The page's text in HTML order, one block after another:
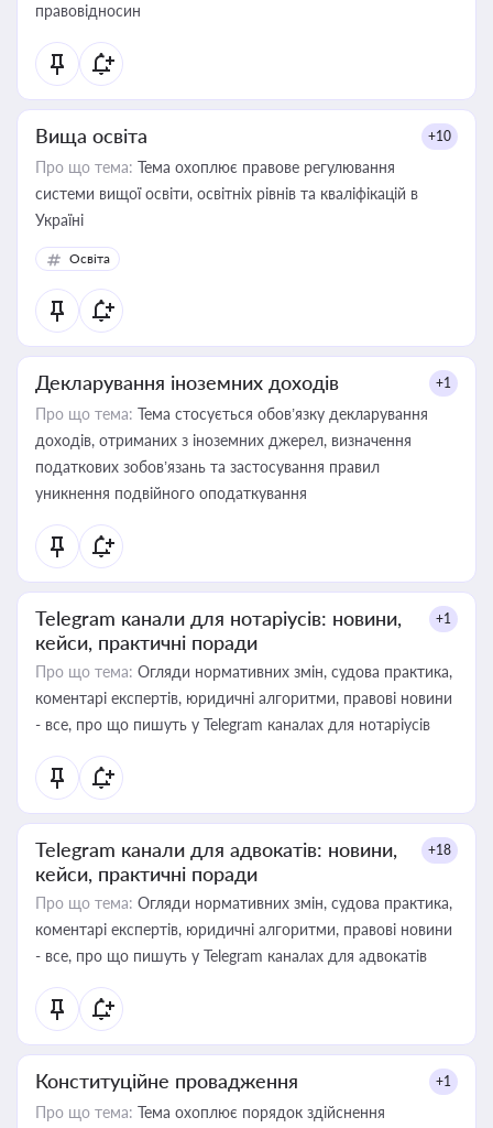
правовідносин
Вища освіта +10
Про що тема: Тема охоплює правове регулювання
системи вищої освіти, освітніх рівнів та кваліфікацій в
Україні
Освіта
Декларування іноземних доходів +1
Про що тема: Тема стосується обов’язку декларування
доходів, отриманих з іноземних джерел, визначення
податкових зобов’язань та застосування правил
уникнення подвійного оподаткування
Telegram канали для нотаріусів: новини,
кейси, практичні поради
+1
Про що тема: Огляди нормативних змін, судова практика,
коментарі експертів, юридичні алгоритми, правові новини
- все, про що пишуть у Telegram каналах для нотаріусів
Telegram канали для адвокатів: новини,
кейси, практичні поради
+18
Про що тема: Огляди нормативних змін, судова практика,
коментарі експертів, юридичні алгоритми, правові новини
- все, про що пишуть у Telegram каналах для адвокатів
Конституційне провадження +1
Про що тема: Тема охоплює порядок здійснення